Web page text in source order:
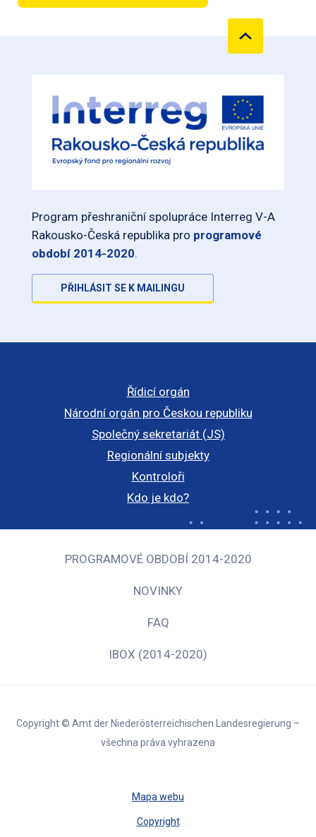
Program přeshraniční spolupráce Interreg V-A
Rakousko-Česká republika pro programové
období 2014-2020.
PŘIHLÁSIT SE K MAILINGU
Řídicí orgán
Národní orgán pro Českou republiku
Společný sekretariát (JS)
Regionální subjekty
Kontroloři
Kdo je kdo?
PROGRAMOVÉ OBDOBÍ 2014-2020
NOVINKY
FAQ
IBOX (2014-2020)
Copyright © Amt der Niederösterreichischen Landesregierung –
všechna práva vyhrazena
Mapa webu
Copyright